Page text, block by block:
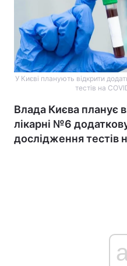
У Києві планують відкрити
тестів на
Влада Києва планує
лікарні №6
дослідження тестів